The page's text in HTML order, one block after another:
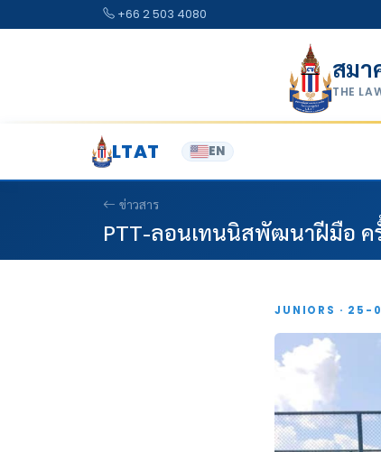
+66 2 503 4080
สมา
THE
LTAT EN
ข่าวสาร
PTT-ลอนเทนนิสพัฒนาฝีมือ ค
JUNIORS · 25-